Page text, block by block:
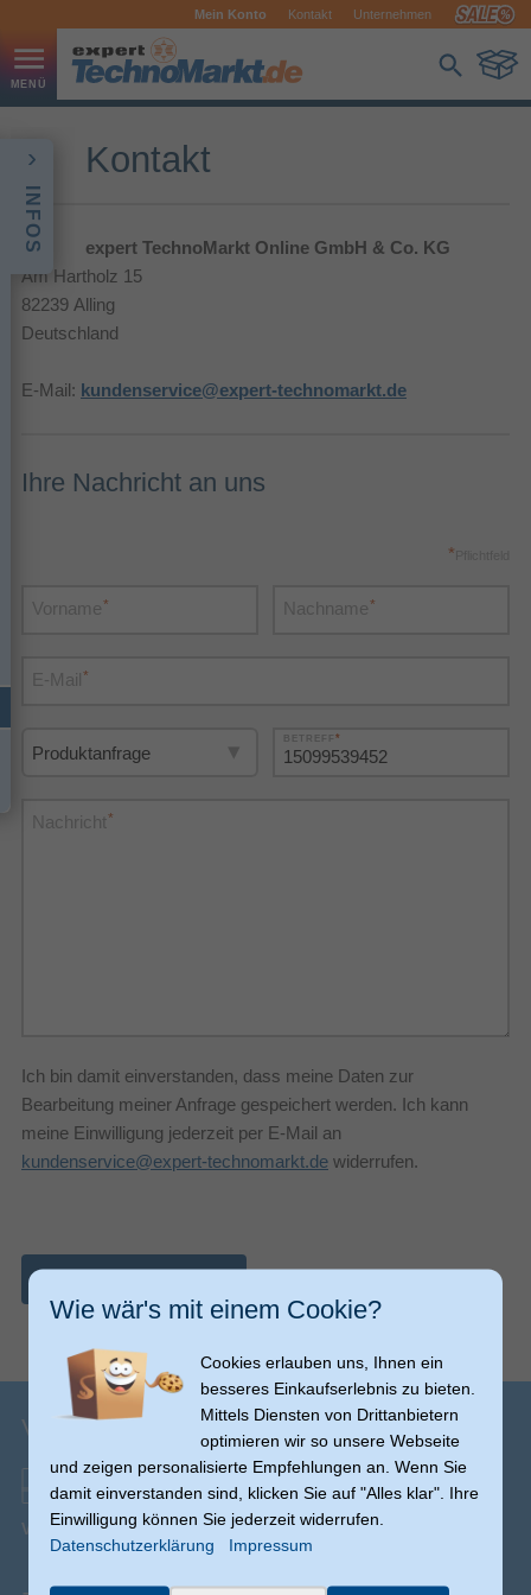
Mein Konto Kontakt Unternehmen
INFOS
Kontakt
expert TechnoMarkt Online GmbH & Co. KG
Am Hartholz 15
82239 Alling
Deutschland
E-Mail: kundenservice@expert-technomarkt.de
Ihre Nachricht an uns
*
Vorname* Nachname*
E-Mail*
*
Nachricht*
Ich bin damit einverstanden, dass meine Daten zur
Bearbeitung meiner Anfrage gespeichert werden. Ich kann
meine Einwilligung jederzeit per E-Mail an
kundenservice@expert-technomarkt.de widerrufen.
Versandinfos
Versand ab € 0,00(Ausnahmen möglich)
Wie wär's mit einem Cookie?
Cookies erlauben uns, Ihnen ein
besseres Einkaufserlebnis zu bieten.
Mittels Diensten von Drittanbietern
optimieren wir so unsere Webseite
und zeigen personalisierte Empfehlungen an. Wenn Sie
damit einverstanden sind, klicken Sie auf "Alles klar". Ihre
Einwilligung können Sie jederzeit widerrufen.
Datenschutzerklärung
Impressum